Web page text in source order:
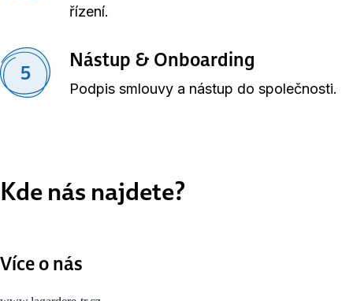
řízení.
5
Nástup & Onboarding
Podpis smlouvy a nástup do společnosti.
Kde nás najdete?
Více o nás